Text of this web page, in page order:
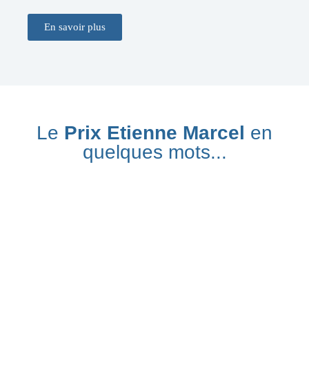
En savoir plus
Le Prix Etienne Marcel en
quelques mots...